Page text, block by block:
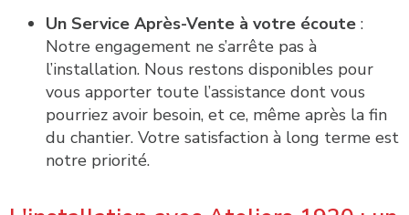
Un Service Après-Vente à votre écoute :
Notre engagement ne s’arrête pas à
l’installation. Nous restons disponibles pour
vous apporter toute l’assistance dont vous
pourriez avoir besoin, et ce, même après la fin
du chantier. Votre satisfaction à long terme est
notre priorité.